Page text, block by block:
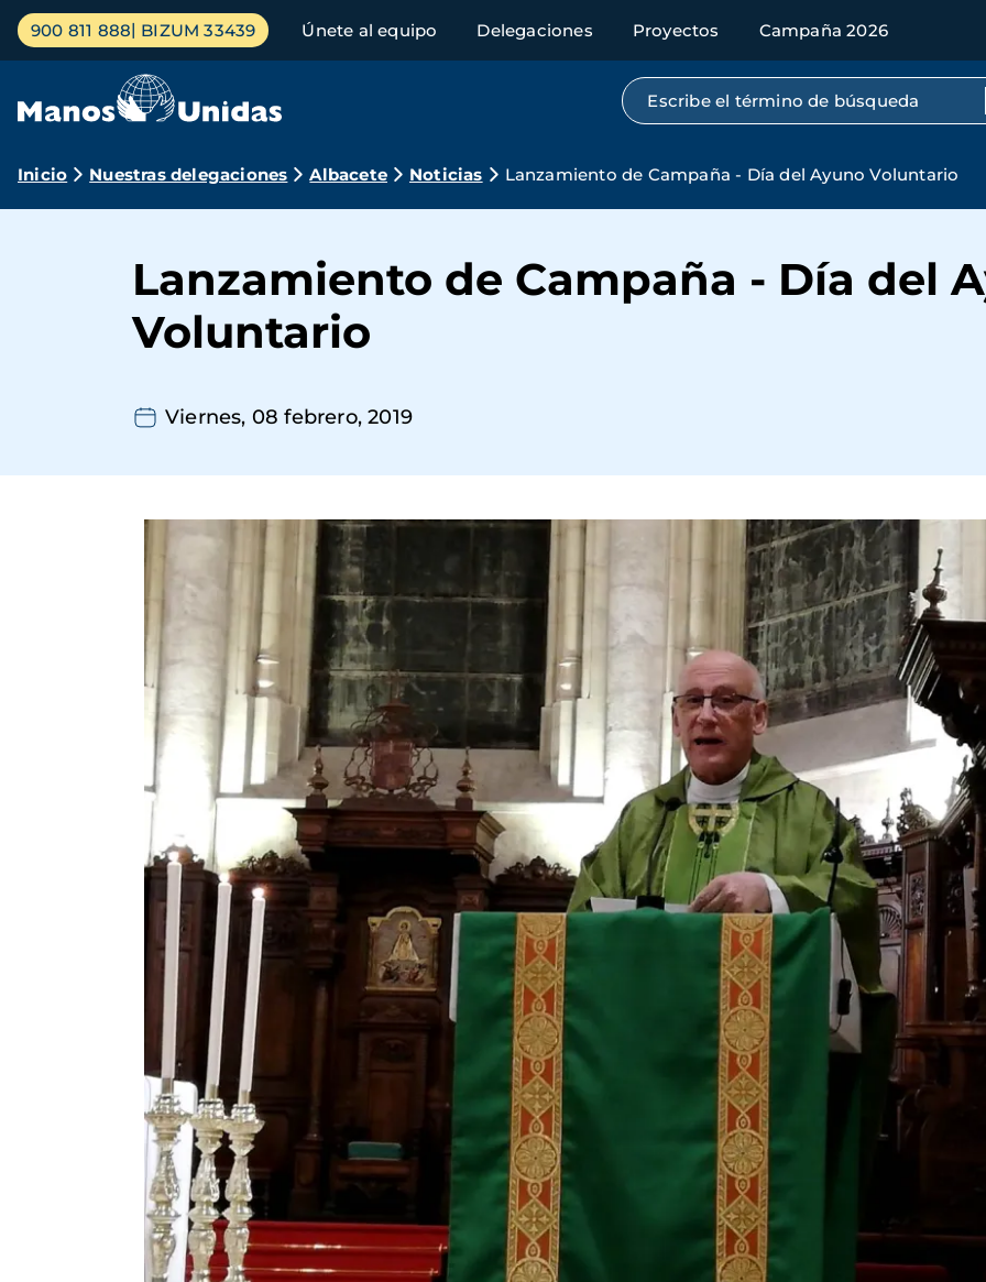
Pasar
contenido
Menú
principal
900 811 888 BIZUM 33439 Únete al equipo Delegaciones Proyectos Campaña 2026
Búsqueda por texto completo
Ruta
navegación
Inicio Nuestras delegaciones Albacete Noticias Lanzamiento de Campaña - Día del Ayuno Voluntario
Lanzamiento de Campaña - Día del
Voluntario
Viernes, 08 febrero, 2019